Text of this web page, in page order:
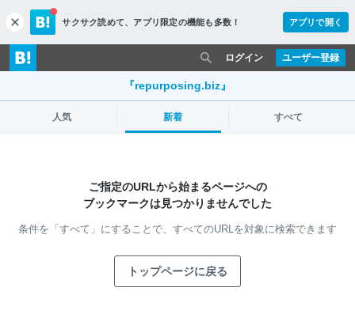
c
l
o
s
サクサク読めて、 アプリ限定の機能も多数！ アプリで開く
ユーザー登録
ログイン
『repurposing.biz』
人気 新着 すべて
ご指定のURLから始まるページへの
ブックマークは見つかりませんでした
条件を「すべて」にすることで、 すべてのURLを対象に検索できます
トップページに戻る